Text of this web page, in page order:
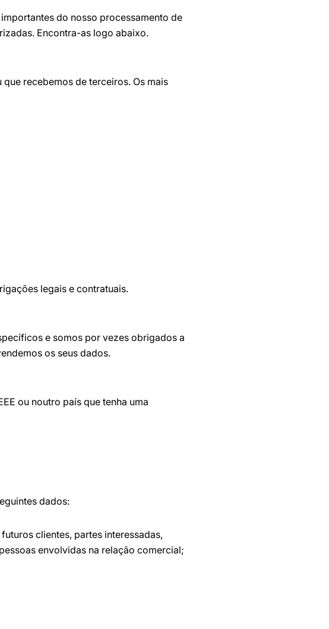
do nosso processamento de
Encontra-as logo abaixo.
recebemos de terceiros. Os mais
legais e contratuais.
e somos por vezes obrigados a
os seus dados.
ou noutro país que tenha uma
dados:
clientes, partes interessadas,
envolvidas na relação comercial;